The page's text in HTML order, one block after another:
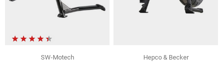
SW-Motech
Hepco & Becker